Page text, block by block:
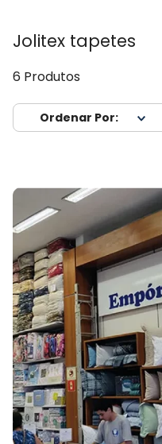
Jolitex tapetes
6 Produtos